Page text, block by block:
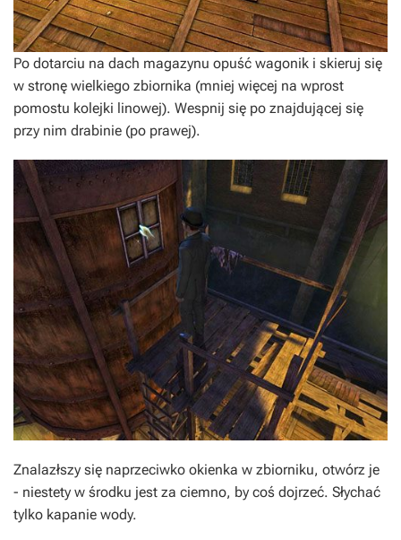
Po dotarciu na dach magazynu opuść wagonik i skieruj się
w stronę wielkiego zbiornika (mniej więcej na wprost
pomostu kolejki linowej). Wespnij się po znajdującej się
przy nim drabinie (po prawej).
Znalazłszy się naprzeciwko okienka w zbiorniku, otwórz je
- niestety w środku jest za ciemno, by coś dojrzeć. Słychać
tylko kapanie wody.